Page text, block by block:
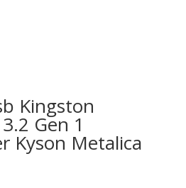
Kingston
Gen 1
Kyson Metalica